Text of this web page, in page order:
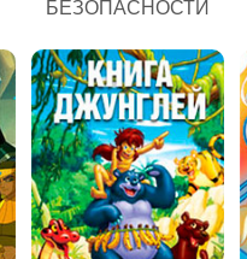
БЕЗОПАСНОСТИ